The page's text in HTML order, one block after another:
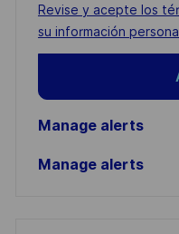
(Required)
Required
Revise y acepte los
su información
Manage alerts
Manage alerts